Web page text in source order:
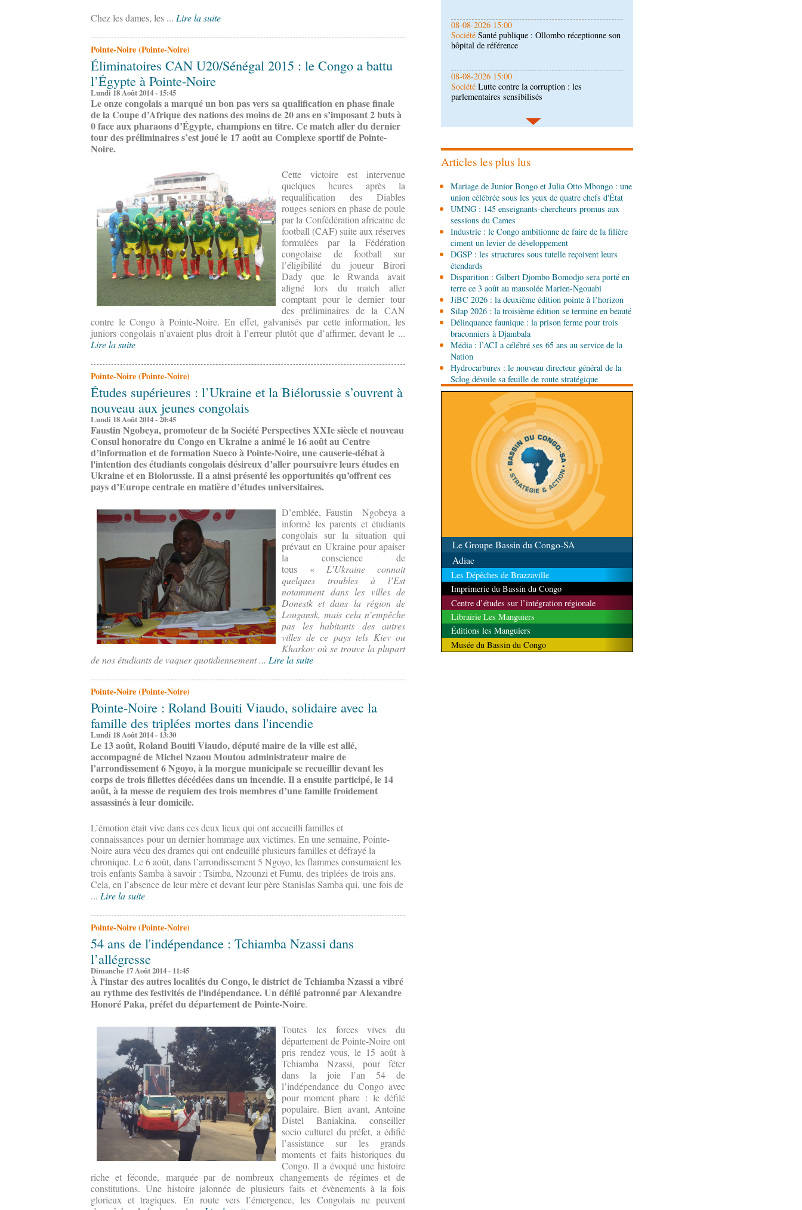
Chez les dames, les ... Lire la suite
Pointe-Noire (Pointe-Noire)
Éliminatoires CAN U20/Sénégal 2015 : le Congo a battu
l’Égypte à Pointe-Noire
Lundi 18 Août 2014 - 15:45
Le onze congolais a marqué un bon pas vers sa qualification en phase finale
de la Coupe d’Afrique des nations des moins de 20 ans en s’imposant 2 buts à
0 face aux pharaons d’Égypte, champions en titre. Ce match aller du dernier
tour des préliminaires s’est joué le 17 août au Complexe sportif de Pointe-
Noire.
Cette victoire est intervenue
quelques heures après la
requalification des Diables
rouges seniors en phase de poule
par la Confédération africaine de
football (CAF) suite aux réserves
formulées par la Fédération
congolaise de football sur
l’éligibilité du joueur Birori
Dady que le Rwanda avait
aligné lors du match aller
comptant pour le dernier tour
des préliminaires de la CAN
contre le Congo à Pointe-Noire. En effet, galvanisés par cette information, les
juniors congolais n’avaient plus droit à l’erreur plutôt que d’affirmer, devant le ...
Lire la suite
Pointe-Noire (Pointe-Noire)
Études supérieures : l’Ukraine et la Biélorussie s’ouvrent à
nouveau aux jeunes congolais
Lundi 18 Août 2014 - 20:45
Faustin Ngobeya, promoteur de la Société Perspectives XXIe siècle et nouveau
Consul honoraire du Congo en Ukraine a animé le 16 août au Centre
d’information et de formation Sueco à Pointe-Noire, une causerie-débat à
l'intention des étudiants congolais désireux d’aller poursuivre leurs études en
Ukraine et en Biolorussie. Il a ainsi présenté les opportunités qu’offrent ces
pays d’Europe centrale en matière d’études universitaires.
D’emblée, Faustin Ngobeya a
informé les parents et étudiants
congolais sur la situation qui
prévaut en Ukraine pour apaiser
la conscience de
tous « L’Ukraine connait
quelques troubles à l’Est
notamment dans les villes de
Donestk et dans la région de
Lougansk, mais cela n’empêche
pas les habitants des autres
villes de ce pays tels Kiev ou
Kharkov où se trouve la plupart
de nos étudiants de vaquer quotidiennement ... Lire la suite
Pointe-Noire (Pointe-Noire)
Pointe-Noire : Roland Bouiti Viaudo, solidaire avec la
famille des triplées mortes dans l'incendie
Lundi 18 Août 2014 - 13:30
Le 13 août, Roland Bouiti Viaudo, député maire de la ville est allé,
accompagné de Michel Nzaou Moutou administrateur maire de
l’arrondissement 6 Ngoyo, à la morgue municipale se recueillir devant les
corps de trois fillettes décédées dans un incendie. Il a ensuite participé, le 14
août, à la messe de requiem des trois membres d’une famille froidement
assassinés à leur domicile.
L’émotion était vive dans ces deux lieux qui ont accueilli familles et
connaissances pour un dernier hommage aux victimes. En une semaine, Pointe-
Noire aura vécu des drames qui ont endeuillé plusieurs familles et défrayé la
chronique. Le 6 août, dans l’arrondissement 5 Ngoyo, les flammes consumaient les
trois enfants Samba à savoir : Tsimba, Nzounzi et Fumu, des triplées de trois ans.
Cela, en l’absence de leur mère et devant leur père Stanislas Samba qui, une fois de
... Lire la suite
Pointe-Noire (Pointe-Noire)
54 ans de l'indépendance : Tchiamba Nzassi dans
l’allégresse
Dimanche 17 Août 2014 - 11:45
À l'instar des autres localités du Congo, le district de Tchiamba Nzassi a vibré
au rythme des festivités de l'indépendance. Un défilé patronné par Alexandre
Honoré Paka, préfet du département de Pointe-Noire.
Toutes les forces vives du
département de Pointe-Noire ont
pris rendez vous, le 15 août à
Tchiamba Nzassi, pour fêter
dans la joie l’an 54 de
l’indépendance du Congo avec
pour moment phare : le défilé
populaire. Bien avant, Antoine
Distel Baniakina, conseiller
socio culturel du préfet, a édifié
l’assistance sur les grands
moments et faits historiques du
Congo. Il a évoqué une histoire
riche et féconde, marquée par de nombreux changements de régimes et de
constitutions. Une histoire jalonnée de plusieurs faits et évènements à la fois
glorieux et tragiques. En route vers l’émergence, les Congolais ne peuvent
08-08-2026 15:00
Société Lutte contre la corruption : les
parlementaires sensibilisés
08-08-2026 14:30
Art-Culture-MédiaConcours de musique "Talents
+" : la liste des participants publiée
08-08-2026 01:25
l'utilisation d'un logiciel d'évaluation des
émissions
Afrique-MondeCongo-Mali : les deux pays
envisagent le renforcement de leur coopération
agricole
08-08-2026 01:13
ÉconomieMarché boursier : la Banque postale du
Congo officialise son entrée à la BVMAC
08-08-2026 01:00
Société Accélération du développement: la
République du Congo mise sur sa diaspora
08-08-2026 00:45
PolitiqueDébat d’orientation budgétaire: le
gouvernement présente sa politique économique et
sociale 2027-2029 au Parlement
08-08-2026 00:30
SociétéAssainissement et développement local :
les Nations unies réitèrent leur soutien au Congo
Articles les plus lus
Mariage de Junior Bongo et Julia Otto Mbongo : une
union célébrée sous les yeux de quatre chefs d'État
UMNG : 145 enseignants-chercheurs promus aux
sessions du Cames
Industrie : le Congo ambitionne de faire de la filière
ciment un levier de développement
DGSP : les structures sous tutelle reçoivent leurs
étendards
Disparition : Gilbert Djombo Bomodjo sera porté en
terre ce 3 août au mausolée Marien-Ngouabi
JiBC 2026 : la deuxième édition pointe à l’horizon
Silap 2026 : la troisième édition se termine en beauté
Délinquance faunique : la prison ferme pour trois
braconniers à Djambala
Média : l’ACI a célébré ses 65 ans au service de la
Nation
Hydrocarbures : le nouveau directeur général de la
Sclog dévoile sa feuille de route stratégique
Le Groupe Bassin du Congo-SA
Adiac
Les Dépêches de Brazzaville
Imprimerie du Bassin du Congo
Centre d’études sur l’intégration régionale
Librairie Les Manguiers
Éditions les Manguiers
Musée du Bassin du Congo